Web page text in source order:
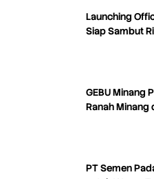
Launching
Siap Sambut
GEBU Minang
Ranah Minang
PT Semen